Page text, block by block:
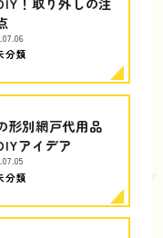
分類
形別網戸代用品
アイデア
分類